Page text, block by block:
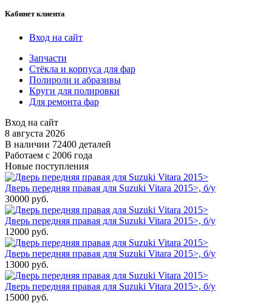
Кабинет клиента
Вход на сайт
Запчасти
Стёкла и корпуса для фар
Полироли и абразивы
Круги для полировки
Для ремонта фар
Вход на сайт
8 августа 2026
В наличии 72400 деталей
Работаем с 2006 года
Новые поступления
Дверь передняя правая для Suzuki Vitara 2015>, б/у
30000 руб.
Дверь передняя правая для Suzuki Vitara 2015>, б/у
12000 руб.
Дверь передняя правая для Suzuki Vitara 2015>, б/у
13000 руб.
Дверь передняя правая для Suzuki Vitara 2015>, б/у
15000 руб.